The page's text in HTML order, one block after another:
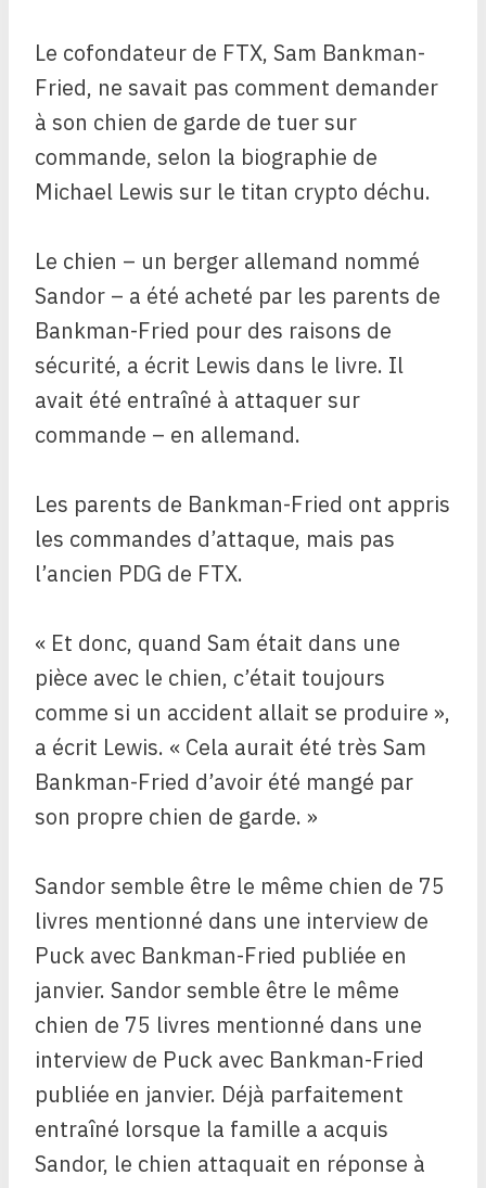
Le cofondateur de FTX, Sam Bankman-
Fried, ne savait pas comment demander
à son chien de garde de tuer sur
commande, selon la biographie de
Michael Lewis sur le titan crypto déchu.
Le chien – un berger allemand nommé
Sandor – a été acheté par les parents de
Bankman-Fried pour des raisons de
sécurité, a écrit Lewis dans le livre. Il
avait été entraîné à attaquer sur
commande – en allemand.
Les parents de Bankman-Fried ont appris
les commandes d’attaque, mais pas
l’ancien PDG de FTX.
« Et donc, quand Sam était dans une
pièce avec le chien, c’était toujours
comme si un accident allait se produire »,
a écrit Lewis. « Cela aurait été très Sam
Bankman-Fried d’avoir été mangé par
son propre chien de garde. »
Sandor semble être le même chien de 75
livres mentionné dans une interview de
Puck avec Bankman-Fried publiée en
janvier. Sandor semble être le même
chien de 75 livres mentionné dans une
interview de Puck avec Bankman-Fried
publiée en janvier. Déjà parfaitement
entraîné lorsque la famille a acquis
Sandor, le chien attaquait en réponse à